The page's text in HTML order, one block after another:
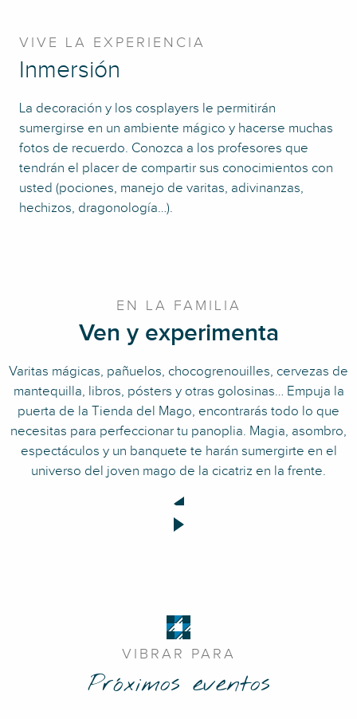
VIVE LA EXPERIENCIA
Inmersión
La decoración y los cosplayers le permitirán
sumergirse en un ambiente mágico y hacerse muchas
fotos de recuerdo. Conozca a los profesores que
tendrán el placer de compartir sus conocimientos con
usted (pociones, manejo de varitas, adivinanzas,
hechizos, dragonología…).
EN LA FAMILIA
Ven y experimenta
Varitas mágicas, pañuelos, chocogrenouilles, cervezas de
mantequilla, libros, pósters y otras golosinas… Empuja la
puerta de la Tienda del Mago, encontrarás todo lo que
necesitas para perfeccionar tu panoplia. Magia, asombro,
espectáculos y un banquete te harán sumergirte en el
universo del joven mago de la cicatriz en la frente.
VIBRAR PARA
Próximos eventos